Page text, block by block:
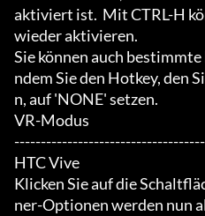
aktiviert ist.  Mit CTRL-H
wieder aktivieren.
Sie können auch
ndem Sie den Hotkey, den
n, auf 'NONE' setzen.
VR-Modus
HTC Vive
Klicken Sie auf die
ner-Optionen werden nun